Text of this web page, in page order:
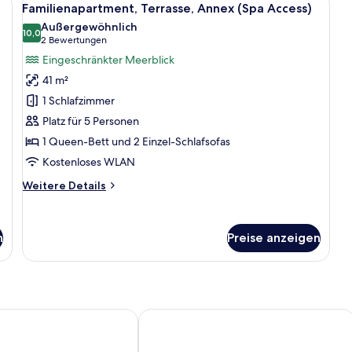
Fotos
für
Familienapartment,
Terrasse,
Annex
(Spa
Access)
anzeigen
8
Familienapartment, Terrasse, Annex (Spa Access)
10,010,0 von 10
Außergewöhnlich
2 Bewertungen
(2
Bewertungen)
Eingeschränkter Meerblick
41 m²
1 Schlafzimmer
Platz für 5 Personen
1 Queen-Bett und 2 Einzel-Schlafsofas
Kostenloses WLAN
Weitere Details
Weitere
Annex
Preise anzeigen
Magnolia Hotel Salou - Adults Only